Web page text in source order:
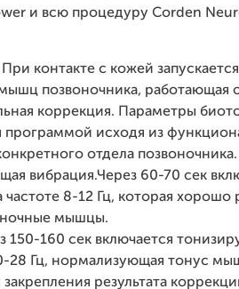
и всю процедуру Corden
При контакте с кожей
позвоночника, работающая
коррекция. Параметры
программой исходя из
отдела позвоночника.
вибрация.Через 60-70 сек
частоте 8-12 Гц, которая хорошо
мышцы.
150-160 сек включается
28 Гц, нормализующая тонус
закрепления результата